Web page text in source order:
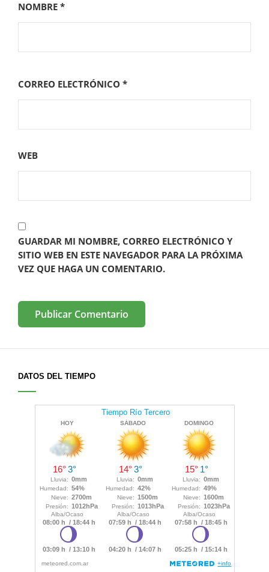
NOMBRE *
CORREO ELECTRÓNICO *
WEB
GUARDAR MI NOMBRE, CORREO ELECTRÓNICO Y
SITIO WEB EN ESTE NAVEGADOR PARA LA PRÓXIMA
VEZ QUE HAGA UN COMENTARIO.
DATOS DEL TIEMPO